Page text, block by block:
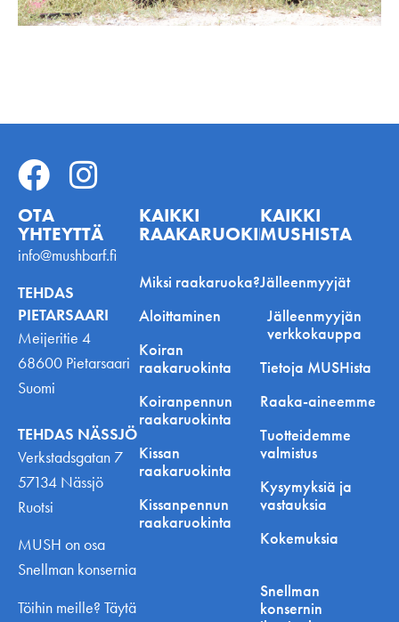
OTA
YHTEYTTÄ
info@mushbarf.fi
TEHDAS
PIETARSAARI
Meijeritie 4
68600 Pietarsaari
Suomi
TEHDAS NÄSSJÖ
Verkstadsgatan 7
57134 Nässjö
Ruotsi
MUSH on osa
Snellman konsernia
Töihin meille? Täytä
KAIKKI
RAAKARUOKINNASTA
Miksi raakaruoka?
Aloittaminen
Koiran
raakaruokinta
Koiranpennun
raakaruokinta
Kissan
raakaruokinta
Kissanpennun
raakaruokinta
KAIKKI
MUSHISTA
Jälleenmyyjät
Jälleenmyyjän
verkkokauppa
Tietoja MUSHista
Raaka-aineemme
Tuotteidemme
valmistus
Kysymyksiä ja
vastauksia
Kokemuksia
Snellman
konsernin